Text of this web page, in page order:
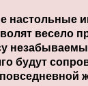
настольные
весело
будут
повседневной